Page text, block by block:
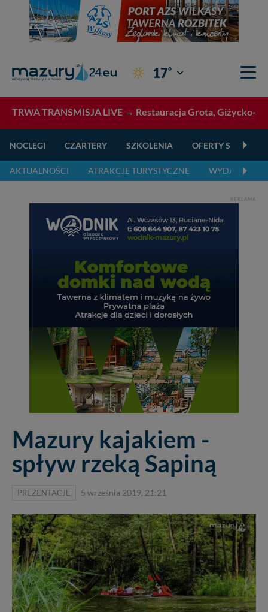
17° Giżycko
TRWA TRANSMISJA LIVE → Restauracja Grota, Giżycko-
NOCLEGI CZARTERY SZKOLENIA OFERTY
AKTUALNOŚCI ATRAKCJE TURYSTYCZNE WYDARZENIA
REKLAMA
Mazury kajakiem -
spływ rzeką Sapiną
PREZENTACJE 5 września 2019, 21:21